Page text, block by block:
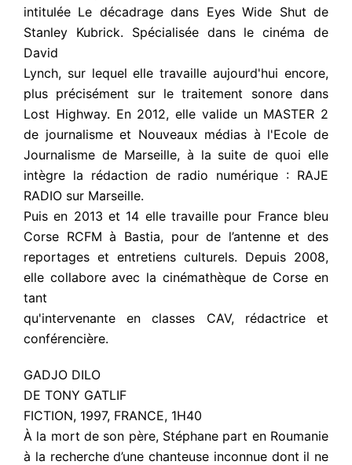
intitulée Le décadrage dans Eyes Wide Shut de
Stanley Kubrick. Spécialisée dans le cinéma de
David
Lynch, sur lequel elle travaille aujourd'hui encore,
plus précisément sur le traitement sonore dans
Lost Highway. En 2012, elle valide un MASTER 2
de journalisme et Nouveaux médias à l'Ecole de
Journalisme de Marseille, à la suite de quoi elle
intègre la rédaction de radio numérique : RAJE
RADIO sur Marseille.
Puis en 2013 et 14 elle travaille pour France bleu
Corse RCFM à Bastia, pour de l’antenne et des
reportages et entretiens culturels. Depuis 2008,
elle collabore avec la cinémathèque de Corse en
tant
qu'intervenante en classes CAV, rédactrice et
conférencière.
GADJO DILO
DE TONY GATLIF
FICTION, 1997, FRANCE, 1H40
À la mort de son père, Stéphane part en Roumanie
à la recherche d’une chanteuse inconnue dont il ne